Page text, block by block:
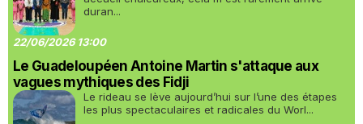
duran...
22/06/2026 13:00
Le Guadeloupéen Antoine Martin s'attaque aux
vagues mythiques des Fidji
Le rideau se lève aujourd’hui sur l’une des étapes
les plus spectaculaires et radicales du Worl...